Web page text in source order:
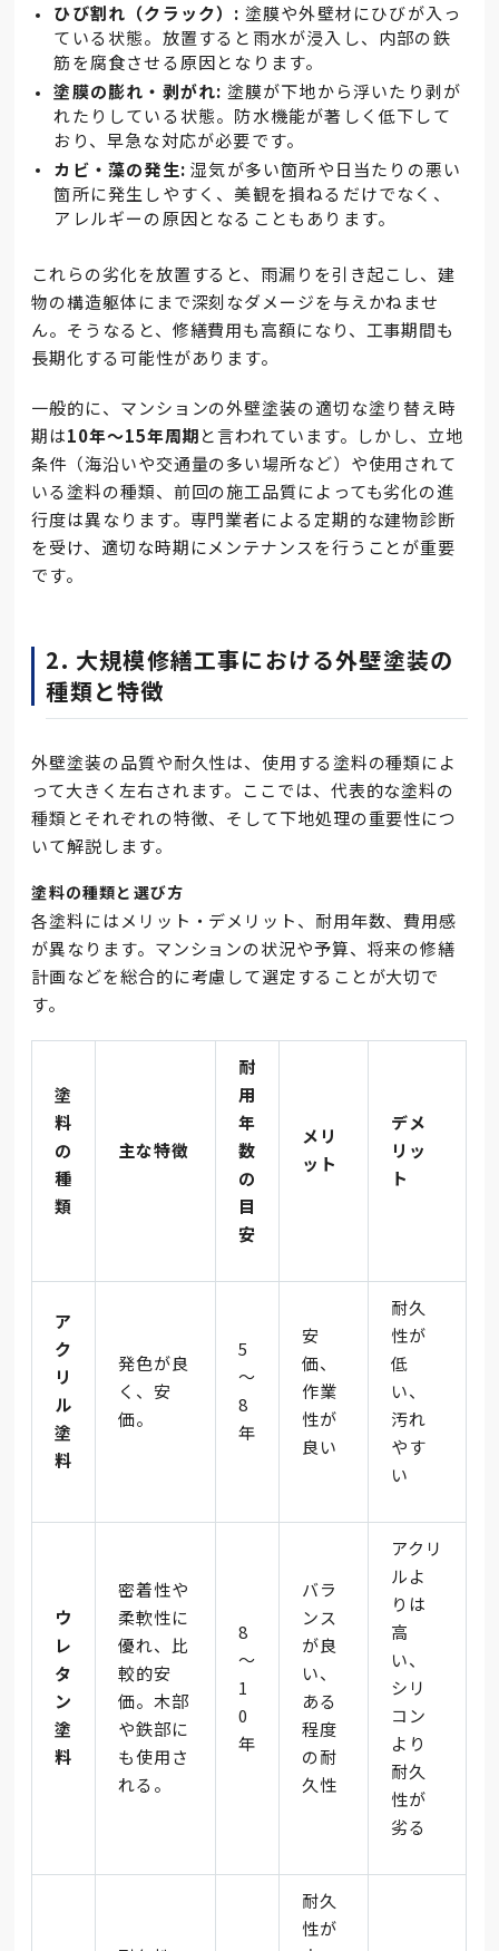
ひび割れ（クラック）: 塗膜や外壁材にひびが入っ
ている状態。放置すると雨水が浸入し、内部の鉄
筋を腐食させる原因となります。
塗膜の膨れ・剥がれ: 塗膜が下地から浮いたり剥が
れたりしている状態。防水機能が著しく低下して
おり、早急な対応が必要です。
カビ・藻の発生: 湿気が多い箇所や日当たりの悪い
箇所に発生しやすく、美観を損ねるだけでなく、
アレルギーの原因となることもあります。
これらの劣化を放置すると、雨漏りを引き起こし、建
物の構造躯体にまで深刻なダメージを与えかねませ
ん。そうなると、修繕費用も高額になり、工事期間も
長期化する可能性があります。
一般的に、マンションの外壁塗装の適切な塗り替え時
期は10年～15年周期と言われています。しかし、立地
条件（海沿いや交通量の多い場所など）や使用されて
いる塗料の種類、前回の施工品質によっても劣化の進
行度は異なります。専門業者による定期的な建物診断
を受け、適切な時期にメンテナンスを行うことが重要
です。
2. 大規模修繕工事における外壁塗装の
種類と特徴
外壁塗装の品質や耐久性は、使用する塗料の種類によ
って大きく左右されます。ここでは、代表的な塗料の
種類とそれぞれの特徴、そして下地処理の重要性につ
いて解説します。
塗料の種類と選び方
各塗料にはメリット・デメリット、耐用年数、費用感
が異なります。マンションの状況や予算、将来の修繕
計画などを総合的に考慮して選定することが大切で
す。
塗
料
の
種
類
主な特徴
耐
用
年
数
の
目
安
メリ
ット
デメ
リッ
ト
ア
ク
リ
ル
塗
料
発色が良
く、安
価。
5
～
8
年
安
価、
作業
性が
良い
耐久
性が
低
い、
汚れ
やす
い
ウ
レ
タ
ン
塗
料
密着性や
柔軟性に
優れ、比
較的安
価。木部
や鉄部に
も使用さ
れる。
8
～
1
0
年
バラ
ンス
が良
い、
ある
程度
の耐
久性
アクリ
ルよ
りは
高
い、
シリ
コン
より
耐久
性が
劣る
耐久
性が